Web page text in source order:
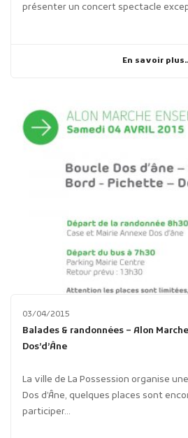
présenter un concert spectacle
En savoir
03/04/2015
Balades & randonnées – Alon
Dos’d’Âne
La ville de La Possession organise
Dos d’Âne, quelques places sont
participer...